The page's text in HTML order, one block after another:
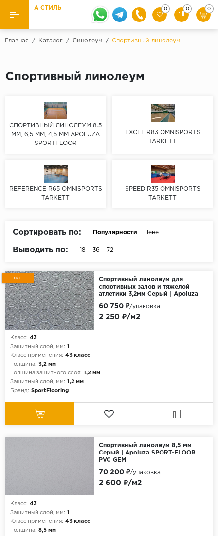
Назад Назад
Pergo
Quick Step
Класс
32 класс
33 класс
Страна
Паркетная доска
Ковролин и ковровая плитка
Плитка ПВХ
Кварцевый ламинат SPC
А СТИЛЬ 0 0 0
Главная / Каталог / Линолеум / Спортивный линолеум
Спортивный линолеум
СПОРТИВНЫЙ ЛИНОЛЕУМ 8.5
ММ, 6,5 ММ, 4,5 ММ APOLUZA
SPORTFLOOR
EXCEL R83 OMNISPORTS
TARKETT
REFERENCE R65 OMNISPORTS
TARKETT
SPEED R35 OMNISPORTS
TARKETT
Сортировать по: Популярности Цене
Выводить по: 18 36 72
ХИТ
Спортивный линолеум для
спортивных залов и тяжелой
атлетики 3,2мм Серый | Apoluza
Класс: 43
Защитный слой, мм: 1
Класс применения: 43 класс
Толщина: 3,2 мм
Толщина защитного слоя: 1,2 мм
Защитный слой, мм: 1,2 мм
Бренд: SportFlooring
2 250 ₽/м2
60 750 ₽/упаковка
Спортивный линолеум 8,5 мм
Серый | Apoluza SPORT-FLOOR
PVC GEM
Класс: 43
Защитный слой, мм: 1
Класс применения: 43 класс
Толщина: 8,5 мм
2 600 ₽/м2
70 200 ₽/упаковка